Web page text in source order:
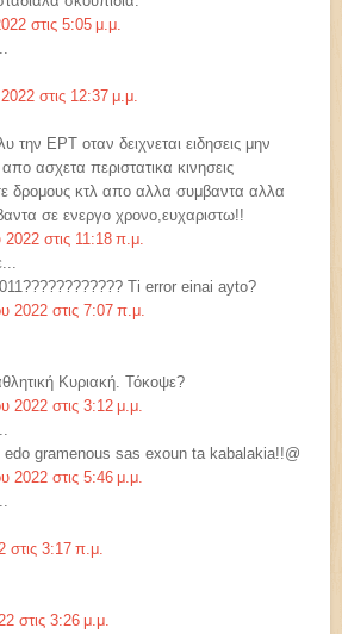
στις 5:05 μ.μ.
στις 12:37 μ.μ.
την ΕΡΤ οταν δειχνεται ειδησεις μην
ασχετα περιστατικα κινησεις
δρομους κτλ απο αλλα συμβαντα αλλα
σε ενεργο χρονο,ευχαριστω!!
στις 11:18 π.μ.
Ti error einai ayto?
2022 στις 7:07 π.μ.
Κυριακή. Τόκοψε?
2022 στις 3:12 μ.μ.
edo gramenous sas exoun ta kabalakia!!@
2022 στις 5:46 μ.μ.
στις 3:17 π.μ.
στις 3:26 μ.μ.